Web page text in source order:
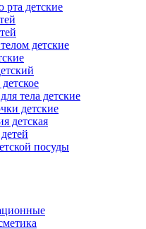
рта детские
детские
тела детские
детские
детская
посуды